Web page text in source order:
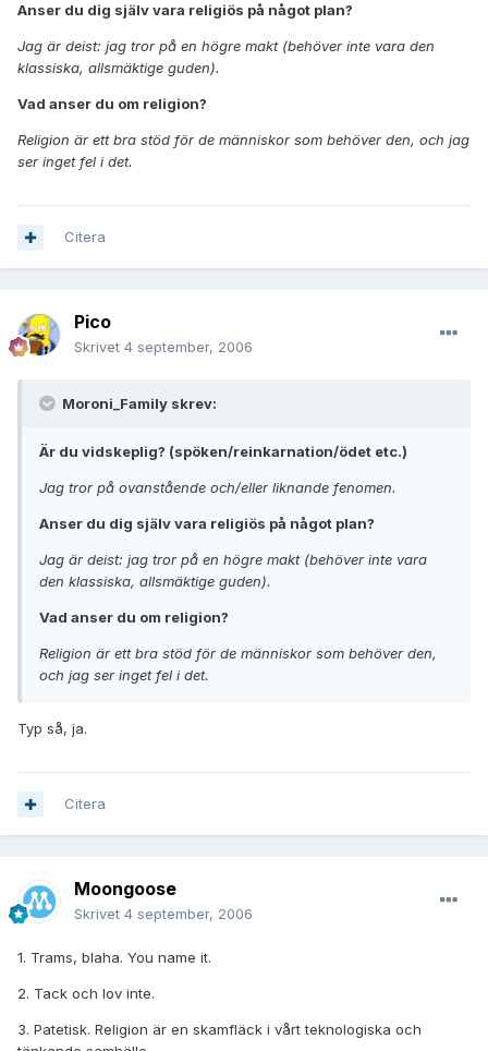
Anser du dig själv vara religiös på något plan?
Jag är deist: jag tror på en högre makt (behöver inte vara den
klassiska, allsmäktige guden).
Vad anser du om religion?
Religion är ett bra stöd för de människor som behöver den, och jag
ser inget fel i det.
Citera
Pico
Skrivet 4 september, 2006
Moroni_Family skrev:
Är du vidskeplig? (spöken/reinkarnation/ödet etc.)
Jag tror på ovanstående och/eller liknande fenomen.
Anser du dig själv vara religiös på något plan?
Jag är deist: jag tror på en högre makt (behöver inte vara
den klassiska, allsmäktige guden).
Vad anser du om religion?
Religion är ett bra stöd för de människor som behöver den,
och jag ser inget fel i det.
Typ så, ja.
Citera
Moongoose
Skrivet 4 september, 2006
1. Trams, blaha. You name it.
2. Tack och lov inte.
3. Patetisk. Religion är en skamfläck i vårt teknologiska och